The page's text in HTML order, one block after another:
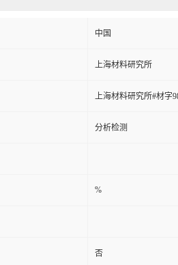
中国
上海材料研究所
上海材料研究所#材字
分析检测
%
否